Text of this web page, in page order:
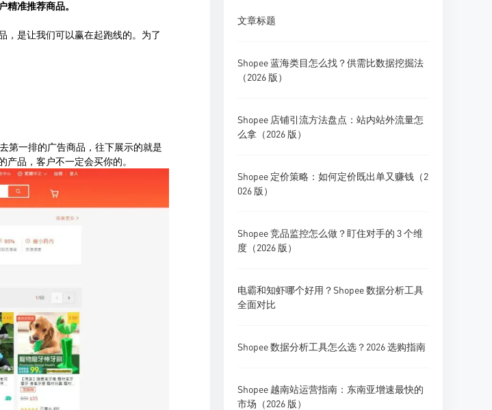
文章标题
Shopee 蓝海类目怎么找？供需比数据挖掘法
（2026 版）
Shopee 店铺引流方法盘点：站内站外流量怎
么拿（2026 版）
Shopee 定价策略：如何定价既出单又赚钱（2
026 版）
Shopee 竞品监控怎么做？盯住对手的 3 个维
度（2026 版）
电霸和知虾哪个好用？Shopee 数据分析工具
全面对比
Shopee 数据分析工具怎么选？2026 选购指南
Shopee 越南站运营指南：东南亚增速最快的
市场（2026 版）